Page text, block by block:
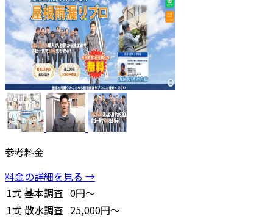
参考料金
料金の詳細を見る →
1式 基本調査 0円～
1式 散水調査 25,000円～